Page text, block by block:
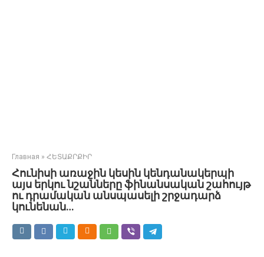
Главная » ՀԵՏԱՔՐՔԻՐ
Հունիսի առաջին կեսին կենդանակերպի
այս երկու նշանները ֆինանսական շահույթ
ու դրամական անսպասելի շրջադարձ
կունենան…